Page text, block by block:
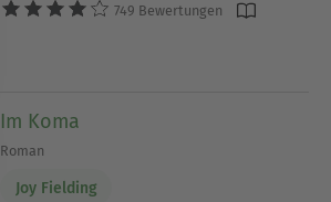
749 Bewertungen
Im Koma
Roman
Joy Fielding